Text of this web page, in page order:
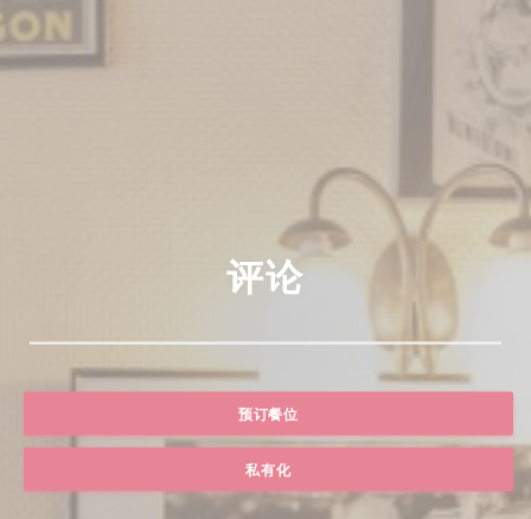
评论
预订餐位
私有化